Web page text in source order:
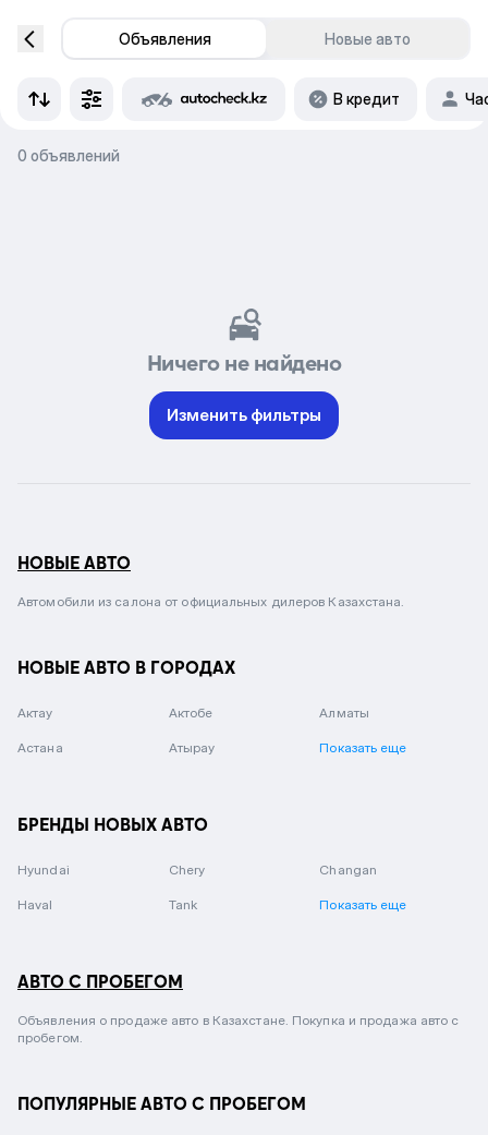
Объявления Новые авто
В кредит
0 объявлений
Ничего не найдено
Изменить фильтры
НОВЫЕ АВТО
Автомобили из салона от официальных дилеров Казахстана.
НОВЫЕ АВТО В ГОРОДАХ
Актау Актобе Алматы
Астана Атырау Показать еще
БРЕНДЫ НОВЫХ АВТО
Hyundai Chery Changan
Haval Tank Показать еще
АВТО С ПРОБЕГОМ
Объявления о продаже авто в Казахстане. Покупка и продажа авто с
пробегом.
ПОПУЛЯРНЫЕ АВТО С ПРОБЕГОМ